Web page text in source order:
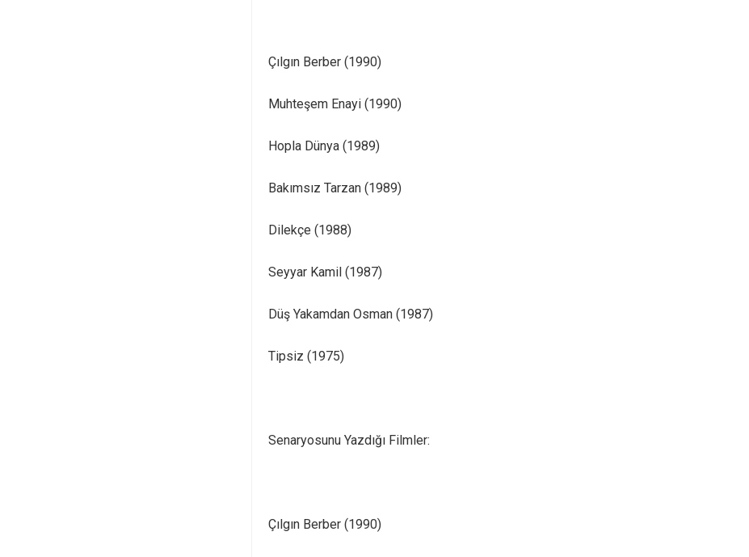
Çılgın Berber (1990)
Muhteşem Enayi (1990)
Hopla Dünya (1989)
Bakımsız Tarzan (1989)
Dilekçe (1988)
Seyyar Kamil (1987)
Düş Yakamdan Osman (1987)
Tipsiz (1975)
Senaryosunu Yazdığı Filmler:
Çılgın Berber (1990)